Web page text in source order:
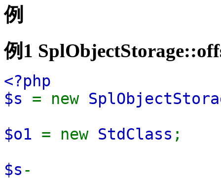
例
例1
<?php
$s = new
$o1 = new StdClass ;
$s -